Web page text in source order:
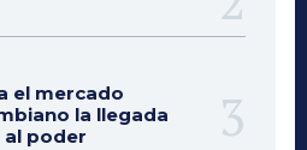
el mercado
la llegada
al poder